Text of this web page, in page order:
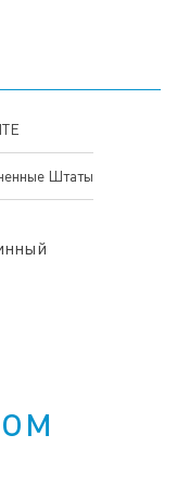
Штаты